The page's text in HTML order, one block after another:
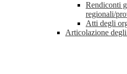
Rendiconti
regionali/
Atti degli
Articolazione